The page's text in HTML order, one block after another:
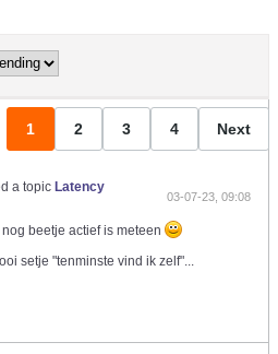
1 2 3 4 Next
a topic Latency
03-07-23, 09:08
beetje actief is meteen
setje "tenminste vind ik zelf"...